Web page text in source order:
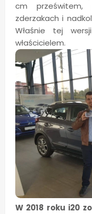
cm prześwitem,
zderzakach i
Właśnie tej
właścicielem.
W 2018 roku i20